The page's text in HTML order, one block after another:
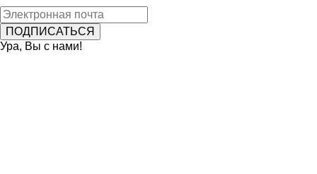
Ура, Вы с нами!